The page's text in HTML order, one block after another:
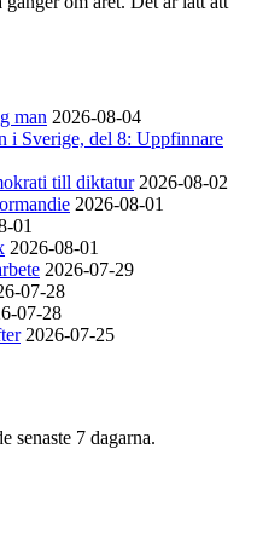
man 2026-08-04
i Sverige, del 8: Uppfinnare
till diktatur 2026-08-02
2026-08-01
01
2026-08-01
2026-07-29
07-28
07-28
2026-07-25
senaste 7 dagarna.